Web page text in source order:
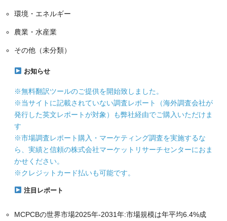
環境・エネルギー
農業・水産業
その他（未分類）
お知らせ
※無料翻訳ツールのご提供を開始致しました。
※当サイトに記載されていない調査レポート（海外調査会社が
発行した英文レポートが対象）も弊社経由でご購入いただけま
す
※市場調査レポート購入・マーケティング調査を実施するな
ら、実績と信頼の株式会社マーケットリサーチセンターにおま
かせください。
※クレジットカード払いも可能です。
注目レポート
MCPCBの世界市場2025年-2031年:市場規模は年平均6.4%成